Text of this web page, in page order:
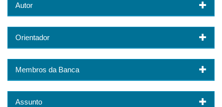
Autor
Orientador
Membros da Banca
Assunto